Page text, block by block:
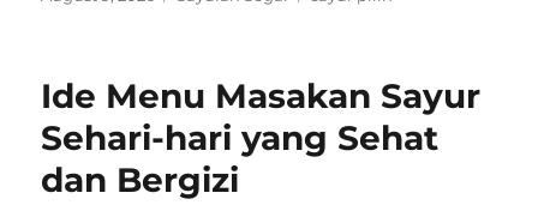
Ide Menu Masakan Sayur
Sehari-hari yang Sehat
dan Bergizi